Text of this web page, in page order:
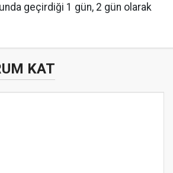
geçirdiği 1 gün, 2 gün olarak
KAT